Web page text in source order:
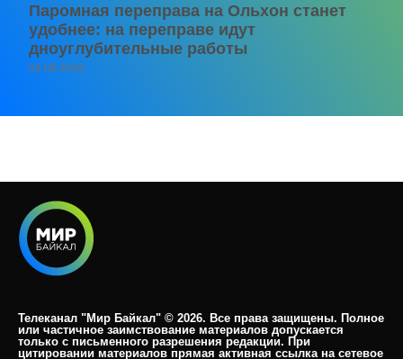
Паромная переправа на Ольхон станет
удобнее: на переправе идут
дноуглубительные работы
06.08.2026
Телеканал "Мир Байкал" © 2026. Все права защищены. Полное
или частичное заимствование материалов допускается
только с письменного разрешения редакции. При
цитировании материалов прямая активная ссылка на сетевое